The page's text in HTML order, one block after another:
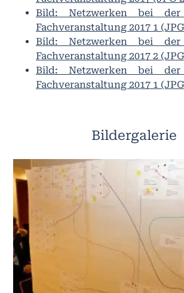
Bild: Netzwerken bei
Fachveranstaltung 2017 1
Bild: Netzwerken bei
Fachveranstaltung 2017 2
Bild: Netzwerken bei
Fachveranstaltung 2017 1
Bildergalerie